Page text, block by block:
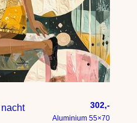
302,-
Aluminium 55×70